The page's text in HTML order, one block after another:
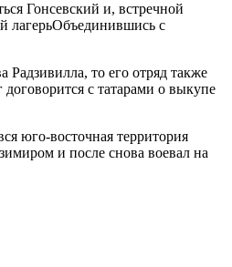
Гонсевский и, встречной
лагерьОбъединившись с
Радзивилла, то его отряд также
с татарами о выкупе
юго-восточная территория
и после снова воевал на